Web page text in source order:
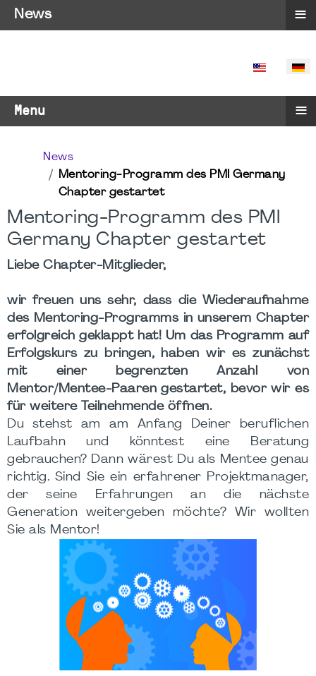
SPRACHE
Menu ≡
News
Mentoring-Programm des PMI Germany
Chapter gestartet
Mentoring-Programm des PMI
Germany Chapter gestartet
Liebe Chapter-Mitglieder,
wir freuen uns sehr, dass die Wiederaufnahme
des Mentoring-Programms in unserem Chapter
erfolgreich geklappt hat! Um das Programm auf
Erfolgskurs zu bringen, haben wir es zunächst
mit einer begrenzten Anzahl von
Mentor/Mentee-Paaren gestartet, bevor wir es
für weitere Teilnehmende öffnen.
Du stehst am am Anfang Deiner beruflichen
Laufbahn und könntest eine Beratung
gebrauchen? Dann wärest Du als Mentee genau
richtig. Sind Sie ein erfahrener Projektmanager,
der seine Erfahrungen an die nächste
Generation weitergeben möchte? Wir wollten
Sie als Mentor!
News ≡